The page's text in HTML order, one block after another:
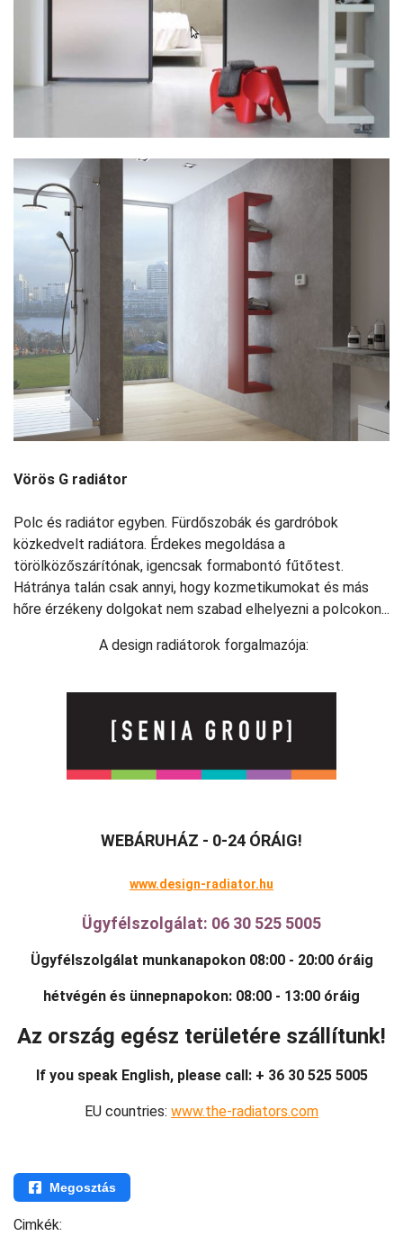
Vörös G radiátor
Polc és radiátor egyben. Fürdőszobák és gardróbok
közkedvelt radiátora. Érdekes megoldása a
törölközőszárítónak, igencsak formabontó fűtőtest.
Hátránya talán csak annyi, hogy kozmetikumokat és más
hőre érzékeny dolgokat nem szabad elhelyezni a polcokon...
A design radiátorok forgalmazója:
WEBÁRUHÁZ - 0-24 ÓRÁIG!
www.design-radiator.hu
Ügyfélszolgálat: 06 30 525 5005
Ügyfélszolgálat munkanapokon 08:00 - 20:00 óráig
hétvégén és ünnepnapokon: 08:00 - 13:00 óráig
Az ország egész területére szállítunk!
If you speak English, please call: + 36 30 525 5005
EU countries: www.the-radiators.com
Megosztás
Cimkék: